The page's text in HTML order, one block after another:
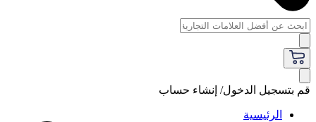
قم بتسجيل الدخول/ إنشاء حساب
الرئيسية